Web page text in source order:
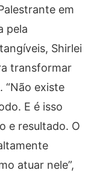
em
pela
Shirlei
transformar
“Não existe
E é isso
e resultado. O
atuar nele”,